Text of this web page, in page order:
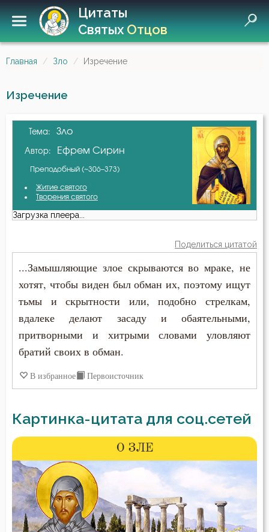
Цитаты
СвятыхОтцов
Главная Зло Изречение
Изречение
Тема: Зло
Автор: Ефрем Сирин
Преподобный (~306–373)
Житие святого
Творения святого
Загрузка плеера...
Поделиться цитатой
...Замышляющие злое скрываются во мраке, не
хотят, чтобы виден был обман их, поэтому ищут
тьмы и скрытности или, подобно стрелкам,
вдалеке делают засаду и обаятельными,
притворными и хитрыми словами уловляют
братий своих в обман.
В избранное Первоисточник
Картинка-цитата для соц.сетей